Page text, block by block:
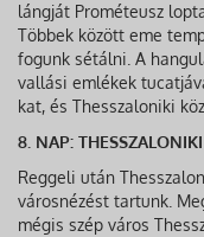
lángját Prométeusz
Többek között eme
fogunk sétálni. A
vallási emlékek
kat, és Thesszaloniki
8. NAP:
Reggeli után
városnézést tartunk.
mégis szép város